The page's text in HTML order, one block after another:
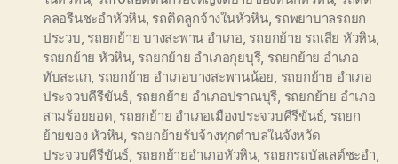
คลอรีนชะอำหัวหิน, รถติดลูกจ้างในหัวหิน, รถพยาบาลรถยก
ประวบ รถยกย้าย บางสะพาน อำเภอ รถยกย้าย รถเสีย หัวหิน,
รถยกย้าย หัวหิน, รถยกย้าย อำเภอกุยบุรี, รถยกย้าย อำเภอ
ทับสะแก รถยกย้าย อำเภอบางสะพานน้อย รถยกย้าย อำเภอ
ประจวบคีรีขันธ์ รถยกย้าย อำเภอปราณบุรี รถยกย้าย อำเภอ
สามร้อยยอด รถยกย้าย อำเภอเมืองประจวบคีรีขันธ์, รถยก
ย้ายของ หัวหิน รถยกย้ายรับจ้างทุกตำบลในจังหวัด
ประจวบคีรีขันธ์ รถยกย้ายอำเภอหัวหิน, รถยกรถบัลเลต์ชะอำ